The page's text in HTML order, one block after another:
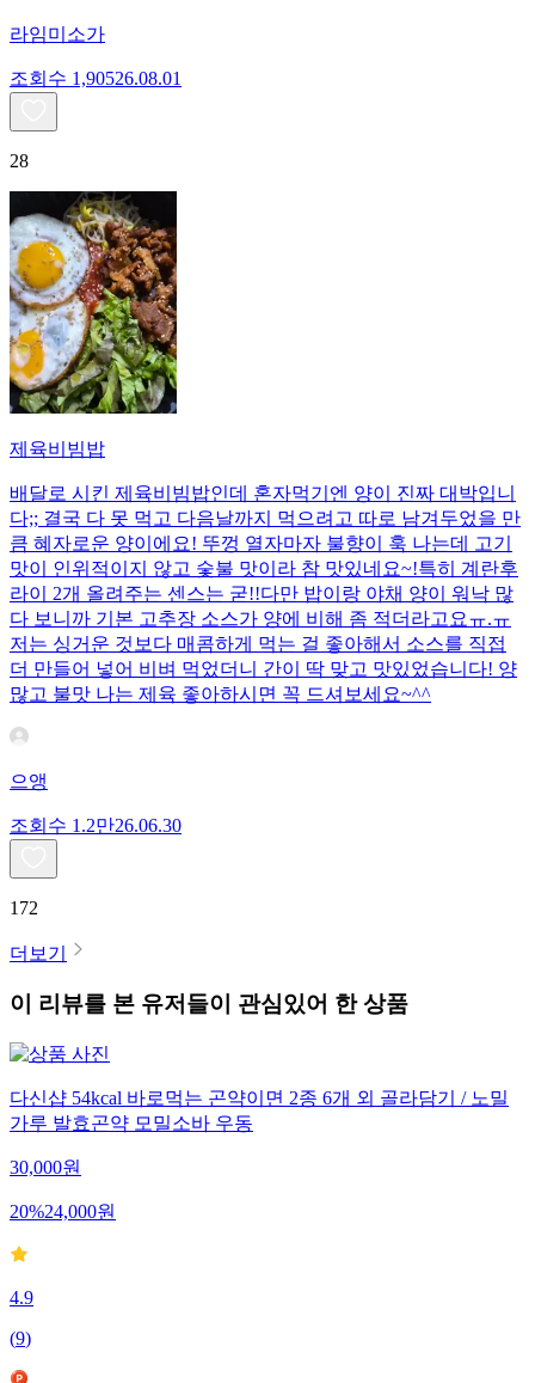
라임미소가
조회수 1,90526.08.01
28
제육비빔밥
배달로 시킨 제육비빔밥인데 혼자먹기엔 양이 진짜 대박입니
다;; 결국 다 못 먹고 다음날까지 먹으려고 따로 남겨두었을 만
큼 혜자로운 양이에요! 뚜껑 열자마자 불향이 훅 나는데 고기
맛이 인위적이지 않고 숯불 맛이라 참 맛있네요~!특히 계란후
라이 2개 올려주는 센스는 굳!! ​다만 밥이랑 야채 양이 워낙 많
다 보니까 기본 고추장 소스가 양에 비해 좀 적더라고요ㅠ.ㅠ
저는 싱거운 것보다 매콤하게 먹는 걸 좋아해서 소스를 직접
더 만들어 넣어 비벼 먹었더니 간이 딱 맞고 맛있었습니다! 양
많고 불맛 나는 제육 좋아하시면 꼭 드셔보세요~^^
으앵
조회수 1.2만26.06.30
172
더보기
이 리뷰를 본 유저들이 관심있어 한 상품
다신샵 54kcal 바로먹는 곤약이면 2종 6개 외 골라담기 / 노밀
가루 발효곤약 모밀소바 우동
30,000원
20%24,000원
4.9
(9)